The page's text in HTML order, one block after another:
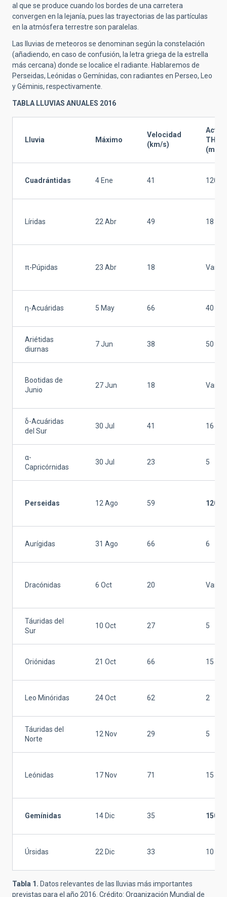
al que se produce cuando los bordes de una carretera
convergen en la lejanía, pues las trayectorias de las partículas
en la atmósfera terrestre son paralelas.
Las lluvias de meteoros se denominan según la constelación
(añadiendo, en caso de confusión, la letra griega de la estrella
más cercana) donde se localice el radiante. Hablaremos de
Perseidas, Leónidas o Gemínidas, con radiantes en Perseo, Leo
y Géminis, respectivamente.
TABLA LLUVIAS ANUALES 2016
Lluvia Máximo
Velocidad
(km/s)
THZ
(met/
Cuadrántidas 4 Ene 41 120
Líridas 22 Abr 49 18
π-Púpidas 23 Abr 18
η-Acuáridas 5 May 66 40
Ariétidas
diurnas
7 Jun 38 50
Bootidas de
Junio
27 Jun 18
δ-Acuáridas
del Sur
30 Jul 41 16
α-
Capricórnidas
30 Jul 23 5
Perseidas 12 Ago 59 120
Aurígidas 31 Ago 66 6
Dracónidas 6 Oct 20
Táuridas del
Sur
10 Oct 27 5
Oriónidas 21 Oct 66 15
Leo Minóridas 24 Oct 62 2
Táuridas del
Norte
12 Nov 29 5
Leónidas 17 Nov 71 15
Gemínidas 14 Dic 35 150
Úrsidas 22 Dic 33 10
Tabla 1. Datos relevantes de las lluvias más importantes
previstas para el año 2016. Crédito: Organización Mundial de